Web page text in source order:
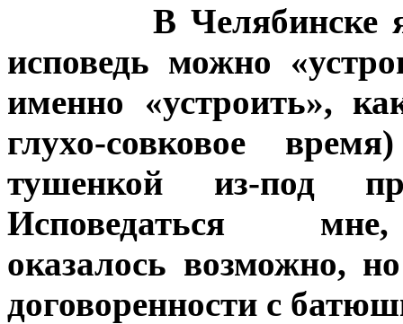
В Челябинске
исповедь можно
именно «устроить»,
глухо-совковое
тушенкой из-под
Исповедаться
оказалось возможно,
договоренности с